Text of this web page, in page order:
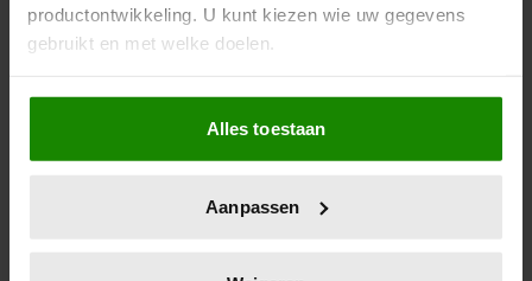
productontwikkeling. U kunt kiezen wie uw gegevens
gebruikt en met welke doelen.
Als u het toestaat, willen we ook graag:
Informatie verzamelen over uw geografische locatie,
die tot een paar meter nauwkeurig kan zijn
op specifieke eigenschappen (fingerprinting)
Alles toestaan
Aanpassen
Digitaal lezen